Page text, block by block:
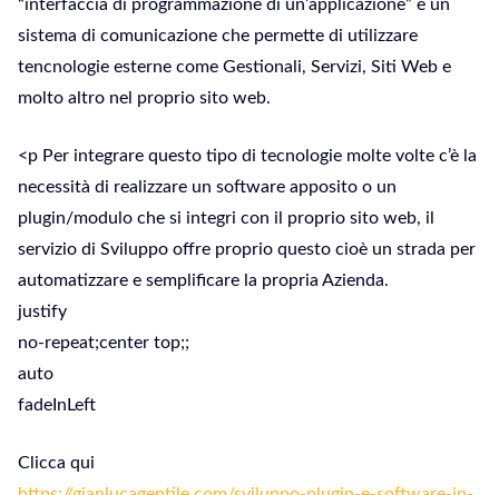
“interfaccia di programmazione di un’applicazione” è un
sistema di comunicazione che permette di utilizzare
tencnologie esterne come Gestionali, Servizi, Siti Web e
molto altro nel proprio sito web.
<p Per integrare questo tipo di tecnologie molte volte c’è la
necessità di realizzare un software apposito o un
plugin/modulo che si integri con il proprio sito web, il
servizio di Sviluppo offre proprio questo cioè un strada per
automatizzare e semplificare la propria Azienda.
justify
no-repeat;center top;;
auto
fadeInLeft
Clicca qui